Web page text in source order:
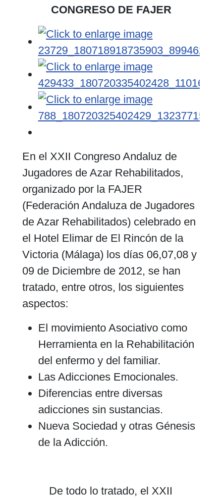
CONGRESO DE FAJER
En el XXII Congreso Andaluz de
Jugadores de Azar Rehabilitados,
organizado por la FAJER
(Federación Andaluza de Jugadores
de Azar Rehabilitados) celebrado en
el Hotel Elimar de El Rincón de la
Victoria (Málaga) los días 06,07,08 y
09 de Diciembre de 2012, se han
tratado, entre otros, los siguientes
aspectos:
El movimiento Asociativo como
Herramienta en la Rehabilitación
del enfermo y del familiar.
Las Adicciones Emocionales.
Diferencias entre diversas
adicciones sin sustancias.
Nueva Sociedad y otras Génesis
de la Adicción.
De todo lo tratado, el XXII